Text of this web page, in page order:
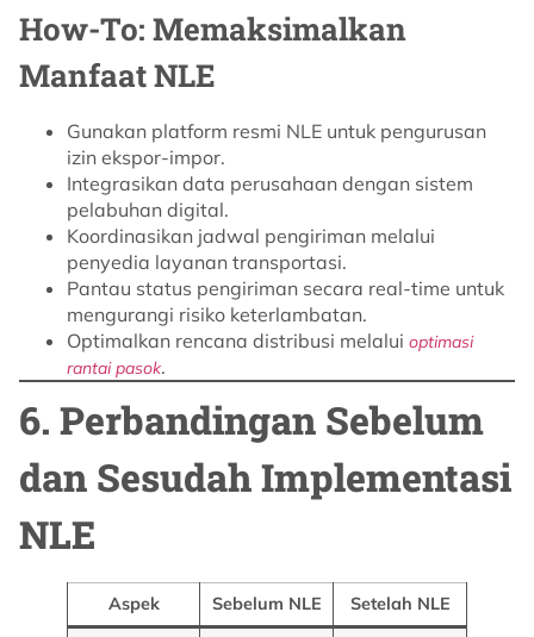
How-To: Memaksimalkan
Manfaat NLE
Gunakan platform resmi NLE untuk pengurusan
izin ekspor-impor.
Integrasikan data perusahaan dengan sistem
pelabuhan digital.
Koordinasikan jadwal pengiriman melalui
penyedia layanan transportasi.
Pantau status pengiriman secara real-time untuk
mengurangi risiko keterlambatan.
Optimalkan rencana distribusi melalui optimasi
rantai pasok.
6. Perbandingan Sebelum
dan Sesudah Implementasi
NLE
Aspek Sebelum NLE Setelah NLE